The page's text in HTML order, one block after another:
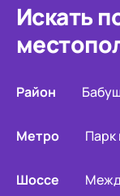
Искать
Район
Метро Парк
Шоссе